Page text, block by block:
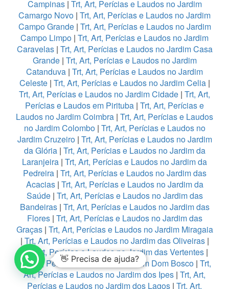
Campinas| Trt, Art, Perícias e Laudos no Jardim
Camargo Novo | Trt, Art, Perícias e Laudos no Jardim
Campo Grande| Trt, Art, Perícias e Laudos no Jardim
Campo Limpo | Trt, Art, Perícias e Laudos no Jardim
Caravelas| Trt, Art, Perícias e Laudos no Jardim Casa
Grande| Trt, Art, Perícias e Laudos no Jardim
Catanduva | Trt, Art, Perícias e Laudos no Jardim
Celeste| Trt, Art, Perícias e Laudos no Jardim Celia|
Trt, Art, Perícias e Laudos no Jardim Cidade | Trt, Art,
Perícias e Laudos em Pirituba | Trt, Art, Perícias e
Laudos no Jardim Coimbra | Trt, Art, Perícias e Laudos
no Jardim Colombo| Trt, Art, Perícias e Laudos no
Jardim Cruzeiro| Trt, Art, Perícias e Laudos no Jardim
da Glória| Trt, Art, Perícias e Laudos no Jardim da
Laranjeira | Trt, Art, Perícias e Laudos no Jardim da
Pedreira| Trt, Art, Perícias e Laudos no Jardim das
Acacias| Trt, Art, Perícias e Laudos no Jardim da
Saúde| Trt, Art, Perícias e Laudos no Jardim das
Bandeiras| Trt, Art, Perícias e Laudos no Jardim das
Flores| Trt, Art, Perícias e Laudos no Jardim das
Graças| Trt, Art, Perícias e Laudos no Jardim Miragaia
| Trt, Art, Perícias e Laudos no Jardim das Oliveiras|
Trt, Art, Perícias e Laudos no Jardim das Vertentes|
Trt, Art, Perícias e Laudos no Jardim Dom Bosco| Trt,
Art, Perícias e Laudos no Jardim dos Ipes | Trt, Art,
Perícias e Laudos no Jardim dos Lagos | Trt, Art,
👋 Precisa de ajuda?